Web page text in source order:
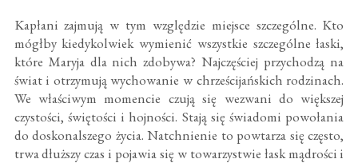
Kapłani zajmują w tym względzie miejsce szczególne. Kto
mógłby kiedykolwiek wymienić wszystkie szczególne łaski,
które Maryja dla nich zdobywa? Najczęściej przychodzą na
świat i otrzymują wychowanie w chrześcijańskich rodzinach.
We właściwym momencie czują się wezwani do większej
czystości, świętości i hojności. Stają się świadomi powołania
do doskonalszego życia. Natchnienie to powtarza się często,
trwa dłuższy czas i pojawia się w towarzystwie łask mądrości i